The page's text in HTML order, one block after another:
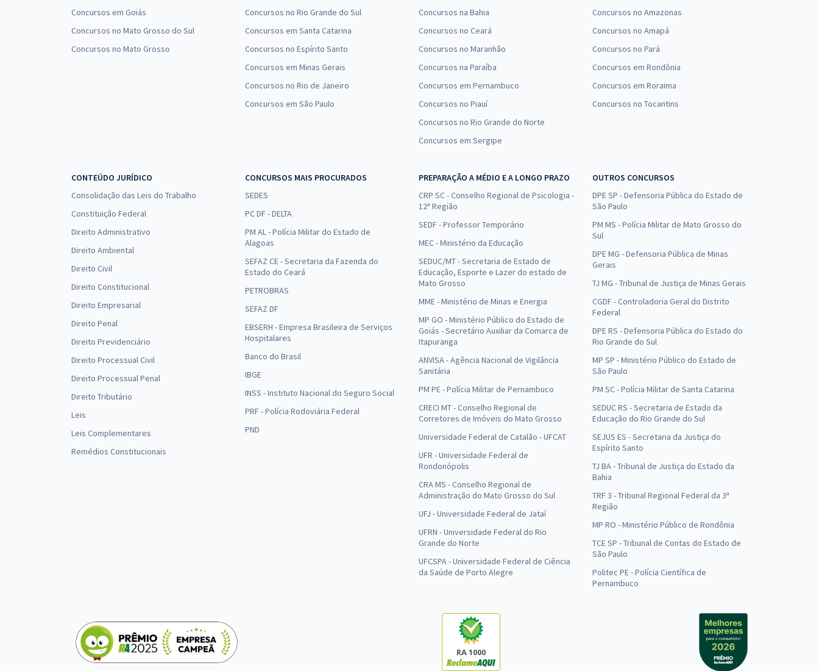
Concursos em Goiás
Concursos no Mato Grosso do Sul
Concursos no Mato Grosso
Concursos no Rio Grande do Sul
Concursos em Santa Catarina
Concursos no Espírito Santo
Concursos em Minas Gerais
Concursos no Rio de Janeiro
Concursos em São Paulo
Concursos na Bahia
Concursos no Ceará
Concursos no Maranhão
Concursos na Paraíba
Concursos em Pernambuco
Concursos no Piauí
Concursos no Rio Grande do Norte
Concursos em Sergipe
Concursos no Amazonas
Concursos no Amapá
Concursos no Pará
Concursos em Rondônia
Concursos em Roraima
Concursos no Tocantins
CONTEÚDO JURÍDICO
Consolidação das Leis do Trabalho
Constituição Federal
Direito Administrativo
Direito Ambiental
Direito Civil
Direito Constitucional
Direito Empresarial
Direito Penal
Direito Previdenciário
Direito Processual Civil
Direito Processual Penal
Direito Tributário
Leis
Leis Complementares
Remédios Constitucionais
CONCURSOS MAIS PROCURADOS
SEDES
PC DF - DELTA
PM AL - Polícia Militar do Estado de
Alagoas
SEFAZ CE - Secretaria da Fazenda do
Estado do Ceará
PETROBRAS
SEFAZ DF
EBSERH - Empresa Brasileira de Serviços
Hospitalares
Banco do Brasil
IBGE
INSS - Instituto Nacional do Seguro Social
PRF - Polícia Rodoviária Federal
PND
PREPARAÇÃO A MÉDIO E A LONGO PRAZO
CRP SC - Conselho Regional de Psicologia -
12ª Região
SEDF - Professor Temporário
MEC - Ministério da Educação
SEDUC/MT - Secretaria de Estado de
Educação, Esporte e Lazer do estado de
Mato Grosso
MME - Ministério de Minas e Energia
MP GO - Ministério Público do Estado de
Goiás - Secretário Auxiliar da Comarca de
Itapuranga
ANVISA - Agência Nacional de Vigilância
Sanitária
PM PE - Polícia Militar de Pernambuco
CRECI MT - Conselho Regional de
Corretores de Imóveis do Mato Grosso
Universidade Federal de Catalão - UFCAT
UFR - Universidade Federal de
Rondonópolis
CRA MS - Conselho Regional de
Administração do Mato Grosso do Sul
UFJ - Universidade Federal de Jataí
UFRN - Universidade Federal do Rio
Grande do Norte
UFCSPA - Universidade Federal de Ciência
da Saúde de Porto Alegre
OUTROS CONCURSOS
DPE SP - Defensoria Pública do Estado de
São Paulo
PM MS - Polícia Militar de Mato Grosso do
Sul
DPE MG - Defensoria Pública de Minas
Gerais
TJ MG - Tribunal de Justiça de Minas Gerais
CGDF - Controladoria Geral do Distrito
Federal
DPE RS - Defensoria Pública do Estado do
Rio Grande do Sul
MP SP - Ministério Público do Estado de
São Paulo
PM SC - Polícia Militar de Santa Catarina
SEDUC RS - Secretaria de Estado da
Educação do Rio Grande do Sul
SEJUS ES - Secretaria da Justiça do
Espírito Santo
TJ BA - Tribunal de Justiça do Estado da
Bahia
TRF 3 - Tribunal Regional Federal da 3ª
Região
MP RO - Ministério Público de Rondônia
TCE SP - Tribunal de Contas do Estado de
São Paulo
Politec PE - Polícia Científica de
Pernambuco
RA 1000